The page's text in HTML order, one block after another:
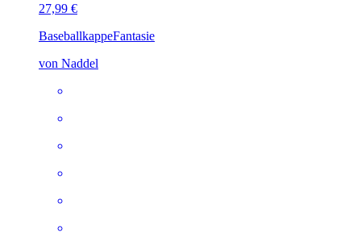
27,99 €
BaseballkappeFantasie
von Naddel